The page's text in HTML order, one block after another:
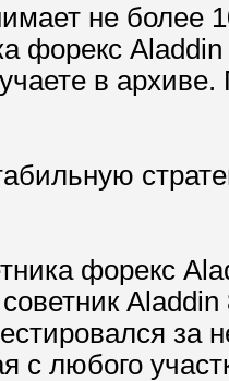
не более
форекс
в архиве.
форекс
за
с любого